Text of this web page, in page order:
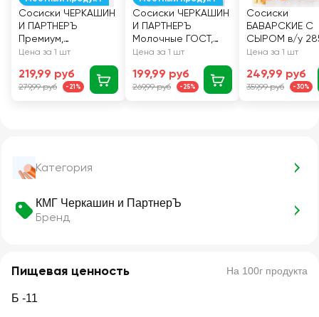
Категория
КМГ Черкашин и ПартнерЪ
Бренд
Пищевая ценность На 100г продукта
Б -11
Сосиски ЧЕРКАШИН
И ПАРТНЕРЪ
Премиум,
категория А, 285г
Цена за 1 шт
219,99 руб
279,99 руб -21%
Сосиски ЧЕРКАШИН
И ПАРТНЕРЪ
Молочные ГОСТ,
285г
Цена за 1 шт
199,99 руб
269,99 руб -25%
Сосиски
БАВАРСКИЕ С
СЫРОМ в/у
ЧЕРКАШИН
Цена за 1 шт
249,99 руб
359,99 руб -30%